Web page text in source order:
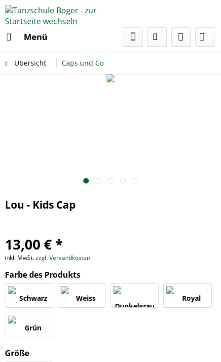
Menü
Übersicht Caps und Co
Lou - Kids Cap
13,00 € *
inkl. MwSt.zzgl. Versandkosten
Farbe des Produkts
Größe